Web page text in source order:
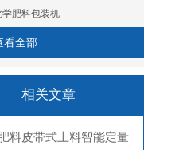
学肥料包装机
看全部
相关文章
料皮带式上料智能定量